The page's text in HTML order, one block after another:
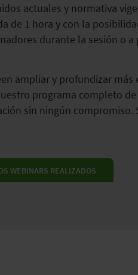
actuales y normativa
de 1 hora y con la
durante la sesión o a
ampliar y profundizar más
programa completo
sin ningún compromiso.
WEBINARS REALIZADOS